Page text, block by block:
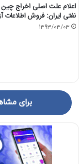
اعلام علت اصلی اخراج چین
نفتی ایران: فروش اطلاعات
1393/03/03
برای